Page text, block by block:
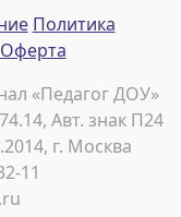
Политика
Оферта
«Педагог ДОУ»
Авт. знак П24
г. Москва
11